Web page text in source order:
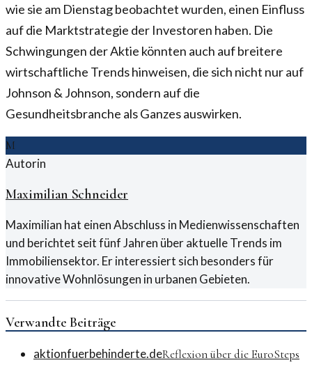
wie sie am Dienstag beobachtet wurden, einen Einfluss
auf die Marktstrategie der Investoren haben. Die
Schwingungen der Aktie könnten auch auf breitere
wirtschaftliche Trends hinweisen, die sich nicht nur auf
Johnson & Johnson, sondern auf die
Gesundheitsbranche als Ganzes auswirken.
M
Autorin
Maximilian Schneider
Maximilian hat einen Abschluss in Medienwissenschaften
und berichtet seit fünf Jahren über aktuelle Trends im
Immobiliensektor. Er interessiert sich besonders für
innovative Wohnlösungen in urbanen Gebieten.
Verwandte Beiträge
aktionfuerbehinderte.deReflexion über die EuroSteps